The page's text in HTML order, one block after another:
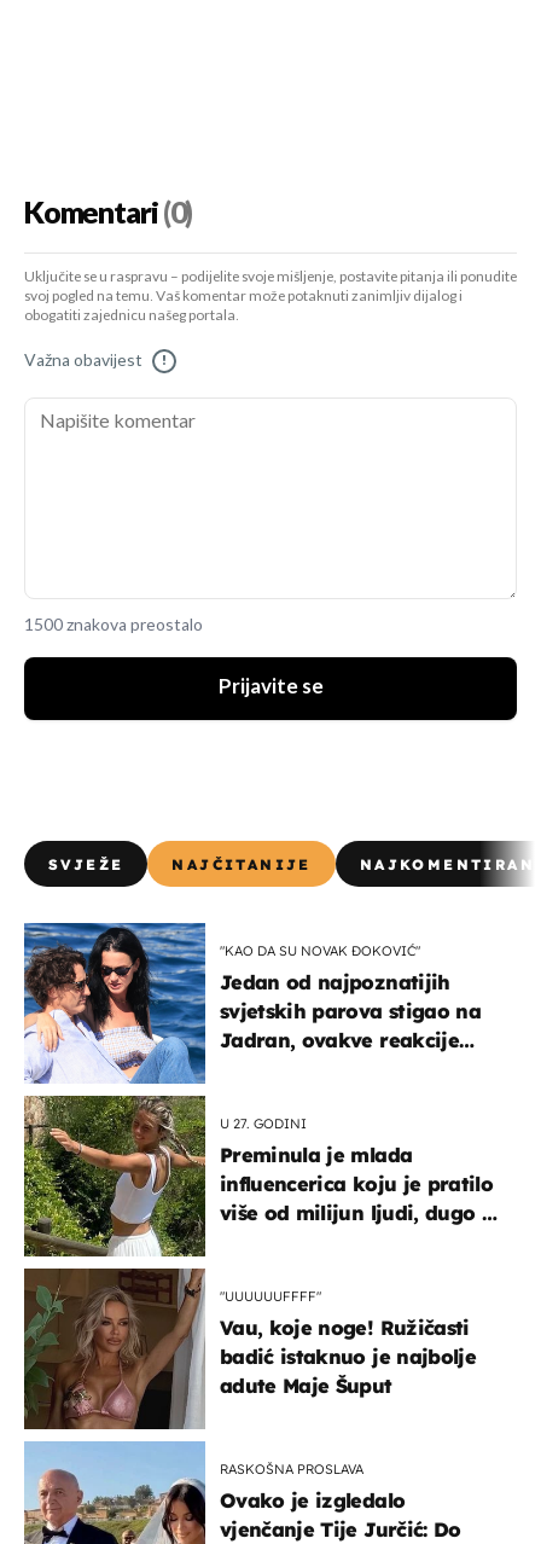
Komentari(0)
Uključite se u raspravu – podijelite svoje mišljenje, postavite pitanja ili ponudite
svoj pogled na temu. Vaš komentar može potaknuti zanimljiv dijalog i
obogatiti zajednicu našeg portala.
Važna obavijest !
1500 znakova preostalo
Prijavite se
SVJEŽE NAJČITANIJE
"KAO DA SU NOVAK ĐOKOVIĆ"
Jedan od najpoznatijih
svjetskih parova stigao na
Jadran, ovakve reakcije
U 27. GODINI
Preminula je mlada
influencerica koju je pratilo
više od milijun ljudi, dugo se
"UUUUUUFFFF"
Vau, koje noge! Ružičasti
badić istaknuo je najbolje
adute Maje Šuput
RASKOŠNA PROSLAVA
Ovako je izgledalo
vjenčanje Tije Jurčić: Do